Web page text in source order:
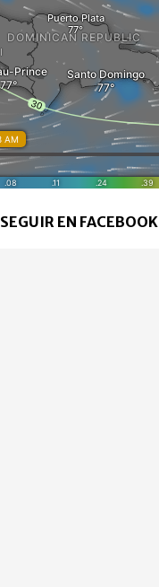
SEGUIR EN FACEBOOK